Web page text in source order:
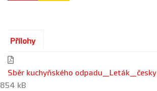
Přílohy
Sběr kuchyňského odpadu_Leták_česky
854 kB